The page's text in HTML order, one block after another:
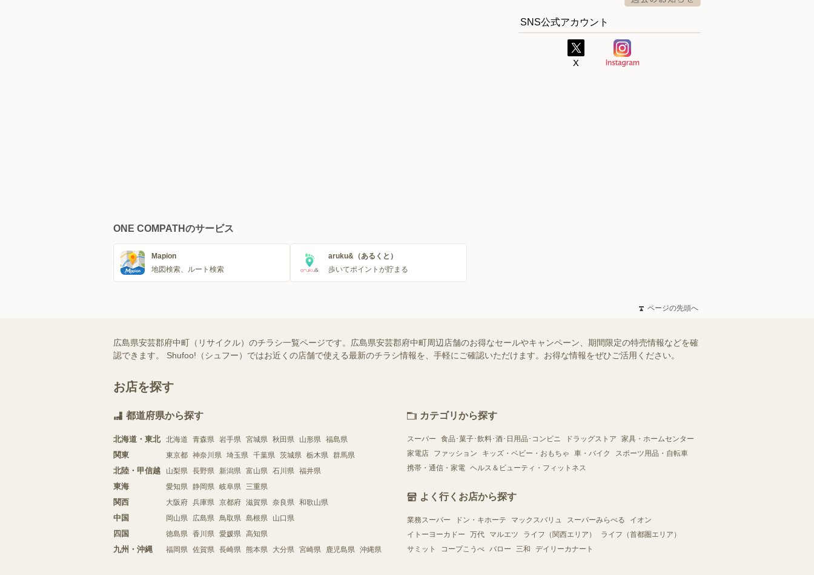
SNS公式アカウント
ONE COMPATHのサービス
Mapion
地図検索、ルート検索
aruku&（あるくと）
歩いてポイントが貯まる
ページの先頭へ
広島県安芸郡府中町（リサイクル）のチラシ一覧ページです。広島県安芸郡府中町周辺店舗のお得なセールやキャンペーン、期間限定の特売情報などを確
認できます。 Shufoo!（シュフー）ではお近くの店舗で使える最新のチラシ情報を、手軽にご確認いただけます。お得な情報をぜひご活用ください。
お店を探す
都道府県から探す
北海道・東北 北海道 青森県 岩手県 宮城県 秋田県 山形県 福島県
関東 東京都 神奈川県 埼玉県 千葉県 茨城県 栃木県 群馬県
北陸・甲信越 山梨県 長野県 新潟県 富山県 石川県 福井県
東海 愛知県 静岡県 岐阜県 三重県
関西 大阪府 兵庫県 京都府 滋賀県 奈良県 和歌山県
中国 岡山県 広島県 鳥取県 島根県 山口県
四国 徳島県 香川県 愛媛県 高知県
九州・沖縄 福岡県 佐賀県 長崎県 熊本県 大分県 宮崎県 鹿児島県 沖縄県
カテゴリから探す
スーパー 食品･菓子･飲料･酒･日用品･コンビニ ドラッグストア
家具・ホームセンター
家電店
ファッション キッズ・ベビー・おもちゃ 車・バイク
スポーツ用品・自転車
携帯・通信・家電 ヘルス＆ビューティ・フィットネス
よく行くお店から探す
業務スーパー ドン・キホーテ マックスバリュ スーパーみらべる
イオン
イトーヨーカドー
万代 マルエツ ライフ（関西エリア）
ライフ（首都圏エリア）
サミット
コープこうべ バロー 三和 デイリーカナート